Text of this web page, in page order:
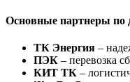
Основные партнеры по
ТК Энергия –
ПЭК – перевозка
КИТ ТК –